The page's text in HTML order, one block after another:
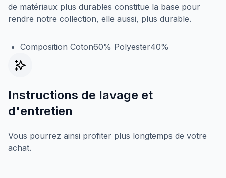
de matériaux plus durables constitue la base pour
rendre notre collection, elle aussi, plus durable.
Composition Coton60% Polyester40%
Instructions de lavage et
d'entretien
Vous pourrez ainsi profiter plus longtemps de votre
achat.